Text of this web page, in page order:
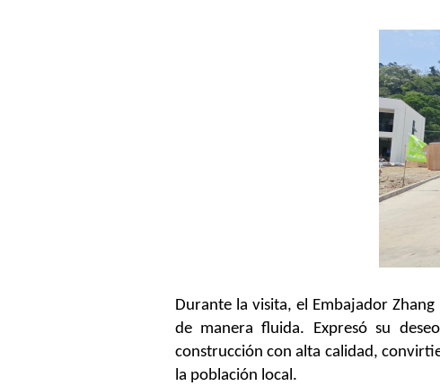
Durante la visita, el Embajador
de manera fluida. Expresó su
construcción con alta calidad,
la población local.